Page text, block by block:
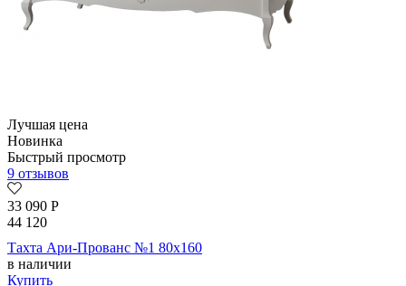
Лучшая цена
Новинка
Быстрый просмотр
9 отзывов
33 090 Р
44 120
Тахта Ари-Прованс №1 80х160
в наличии
Купить